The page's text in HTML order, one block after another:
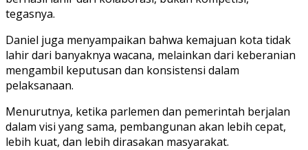
tegasnya.
Daniel juga menyampaikan bahwa kemajuan kota tidak
lahir dari banyaknya wacana, melainkan dari keberanian
mengambil keputusan dan konsistensi dalam
pelaksanaan.
Menurutnya, ketika parlemen dan pemerintah berjalan
dalam visi yang sama, pembangunan akan lebih cepat,
lebih kuat, dan lebih dirasakan masyarakat.